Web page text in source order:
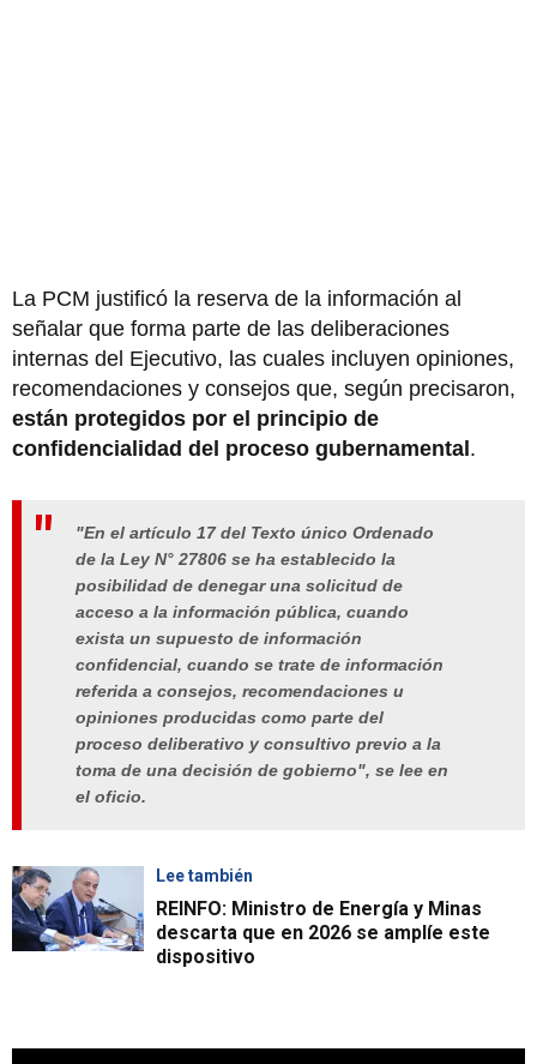
La PCM justificó la reserva de la información al
señalar que forma parte de las deliberaciones
internas del Ejecutivo, las cuales incluyen opiniones,
recomendaciones y consejos que, según precisaron,
están protegidos por el principio de
confidencialidad del proceso gubernamental.
"En el artículo 17 del Texto único Ordenado
de la Ley N° 27806 se ha establecido la
posibilidad de denegar una solicitud de
acceso a la información pública, cuando
exista un supuesto de información
confidencial, cuando se trate de información
referida a consejos, recomendaciones u
opiniones producidas como parte del
proceso deliberativo y consultivo previo a la
toma de una decisión de gobierno", se lee en
el oficio.
Lee también
REINFO: Ministro de Energía y Minas
descarta que en 2026 se amplíe este
dispositivo